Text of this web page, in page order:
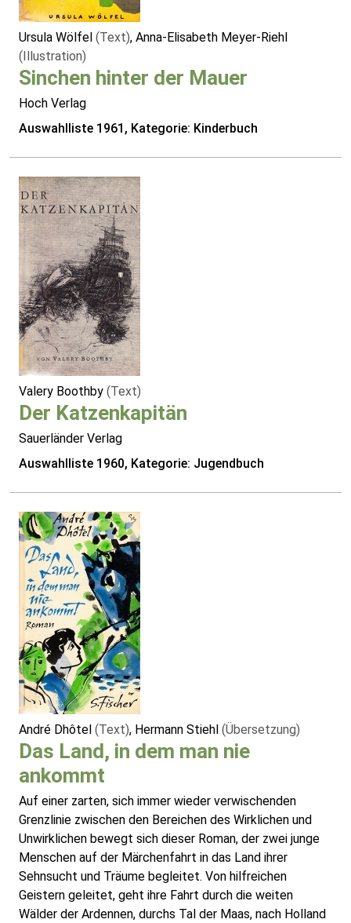
Ursula Wölfel (Text), Anna-Elisabeth Meyer-Riehl
(Illustration)
Sinchen hinter der Mauer
Hoch Verlag
Auswahlliste 1961, Kategorie: Kinderbuch
Valery Boothby (Text)
Der Katzenkapitän
Sauerländer Verlag
Auswahlliste 1960, Kategorie: Jugendbuch
André Dhôtel (Text), Hermann Stiehl (Übersetzung)
Das Land, in dem man nie
ankommt
Auf einer zarten, sich immer wieder verwischenden
Grenzlinie zwischen den Bereichen des Wirklichen und
Unwirklichen bewegt sich dieser Roman, der zwei junge
Menschen auf der Märchenfahrt in das Land ihrer
Sehnsucht und Träume begleitet. Von hilfreichen
Geistern geleitet, geht ihre Fahrt durch die weiten
Wälder der Ardennen, durchs Tal der Maas, nach Holland